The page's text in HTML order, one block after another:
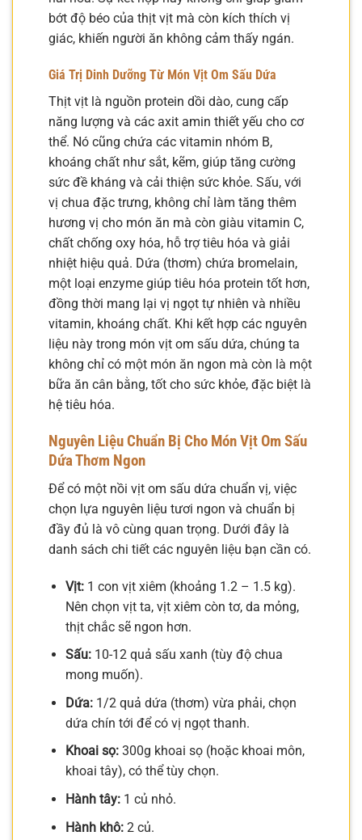
bớt độ béo của thịt vịt mà còn kích thích vị
giác, khiến người ăn không cảm thấy ngán.
Giá Trị Dinh Dưỡng Từ Món Vịt Om Sấu Dứa
Thịt vịt là nguồn protein dồi dào, cung cấp
năng lượng và các axit amin thiết yếu cho cơ
thể. Nó cũng chứa các vitamin nhóm B,
khoáng chất như sắt, kẽm, giúp tăng cường
sức đề kháng và cải thiện sức khỏe. Sấu, với
vị chua đặc trưng, không chỉ làm tăng thêm
hương vị cho món ăn mà còn giàu vitamin C,
chất chống oxy hóa, hỗ trợ tiêu hóa và giải
nhiệt hiệu quả. Dứa (thơm) chứa bromelain,
một loại enzyme giúp tiêu hóa protein tốt hơn,
đồng thời mang lại vị ngọt tự nhiên và nhiều
vitamin, khoáng chất. Khi kết hợp các nguyên
liệu này trong món vịt om sấu dứa, chúng ta
không chỉ có một món ăn ngon mà còn là một
bữa ăn cân bằng, tốt cho sức khỏe, đặc biệt là
hệ tiêu hóa.
Nguyên Liệu Chuẩn Bị Cho Món Vịt Om Sấu
Dứa Thơm Ngon
Để có một nồi vịt om sấu dứa chuẩn vị, việc
chọn lựa nguyên liệu tươi ngon và chuẩn bị
đầy đủ là vô cùng quan trọng. Dưới đây là
danh sách chi tiết các nguyên liệu bạn cần có.
Vịt:1 con vịt xiêm (khoảng 1.2 – 1.5 kg).
Nên chọn vịt ta, vịt xiêm còn tơ, da mỏng,
thịt chắc sẽ ngon hơn.
Sấu:10-12 quả sấu xanh (tùy độ chua
mong muốn).
Dứa:1/2 quả dứa (thơm) vừa phải, chọn
dứa chín tới để có vị ngọt thanh.
Khoai sọ:300g khoai sọ (hoặc khoai môn,
khoai tây), có thể tùy chọn.
Hành tây:1 củ nhỏ.
Hành khô:2 củ.